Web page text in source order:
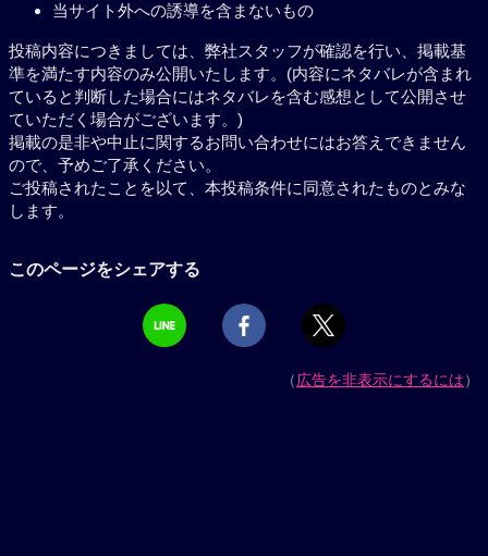
当サイト外への誘導を含まないもの
投稿内容につきましては、弊社スタッフが確認を行い、掲載基
準を満たす内容のみ公開いたします。(内容にネタバレが含まれ
ていると判断した場合にはネタバレを含む感想として公開させ
ていただく場合がございます。)
掲載の是非や中止に関するお問い合わせにはお答えできません
ので、予めご了承ください。
ご投稿されたことを以て、本投稿条件に同意されたものとみな
します。
このページをシェアする
（広告を非表示にするには）